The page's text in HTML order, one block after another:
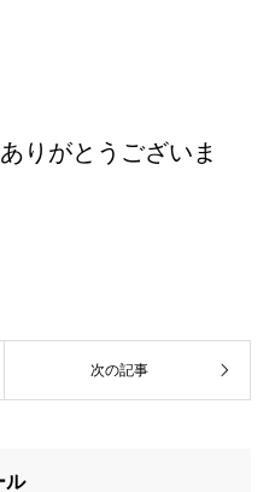
りがとうございま
次の記事
ル